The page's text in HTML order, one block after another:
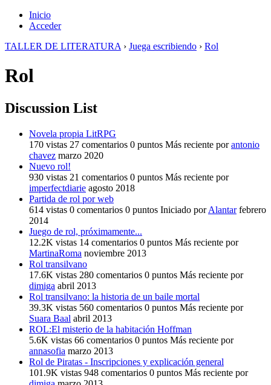
Inicio
Acceder
TALLER DE LITERATURA › Juega escribiendo › Rol
Rol
Discussion List
Novela propia LitRPG
170 vistas 27 comentarios 0 puntos Más reciente porantonio
chavez marzo 2020
Nuevo rol!
930 vistas 21 comentarios 0 puntos Más reciente por
imperfectdiarie agosto 2018
Partida de rol por web
614 vistas 0 comentarios 0 puntos Iniciado porAlantar febrero
2014
Juego de rol, próximamente...
12.2K vistas 14 comentarios 0 puntos Más reciente por
MartinaRoma noviembre 2013
Rol transilvano
17.6K vistas 280 comentarios 0 puntos Más reciente por
dimiga abril 2013
Rol transilvano: la historia de un baile mortal
39.3K vistas 560 comentarios 0 puntos Más reciente por
Suara Baal abril 2013
ROL:El misterio de la habitación Hoffman
5.6K vistas 66 comentarios 0 puntos Más reciente por
annasofia marzo 2013
Rol de Piratas - Inscripciones y explicación general
101.9K vistas 948 comentarios 0 puntos Más reciente por